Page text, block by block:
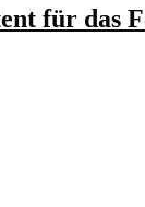
für das